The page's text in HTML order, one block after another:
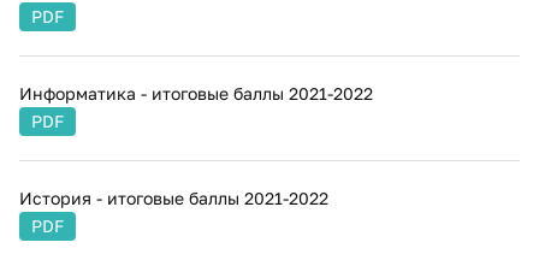
PDF
Информатика - итоговые баллы 2021-2022
PDF
История - итоговые баллы 2021-2022
PDF